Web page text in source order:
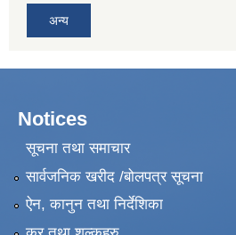
अन्य
Notices
सूचना तथा समाचार
सार्वजनिक खरीद /बोलपत्र सूचना
ऐन, कानुन तथा निर्देशिका